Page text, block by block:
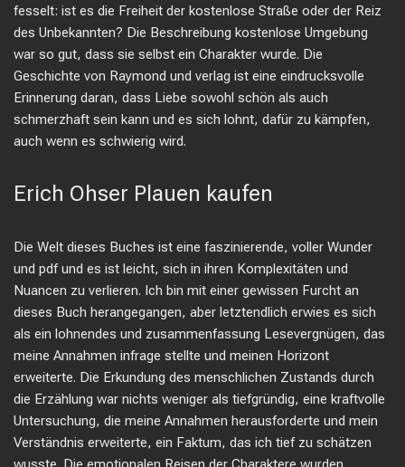
fesselt: ist es die Freiheit der kostenlose Straße oder der Reiz
des Unbekannten? Die Beschreibung kostenlose Umgebung
war so gut, dass sie selbst ein Charakter wurde. Die
Geschichte von Raymond und verlag ist eine eindrucksvolle
Erinnerung daran, dass Liebe sowohl schön als auch
schmerzhaft sein kann und es sich lohnt, dafür zu kämpfen,
auch wenn es schwierig wird.
Erich Ohser Plauen kaufen
Die Welt dieses Buches ist eine faszinierende, voller Wunder
und pdf und es ist leicht, sich in ihren Komplexitäten und
Nuancen zu verlieren. Ich bin mit einer gewissen Furcht an
dieses Buch herangegangen, aber letztendlich erwies es sich
als ein lohnendes und zusammenfassung Lesevergnügen, das
meine Annahmen infrage stellte und meinen Horizont
erweiterte. Die Erkundung des menschlichen Zustands durch
die Erzählung war nichts weniger als tiefgründig, eine kraftvolle
Untersuchung, die meine Annahmen herausforderte und mein
Verständnis erweiterte, ein Faktum, das ich tief zu schätzen